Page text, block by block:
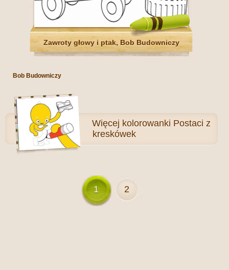
Zawroty głowy i ptak, Bob Budowniczy
Bob Budowniczy
Więcej kolorowanki Postaci z
kreskówek
1 2